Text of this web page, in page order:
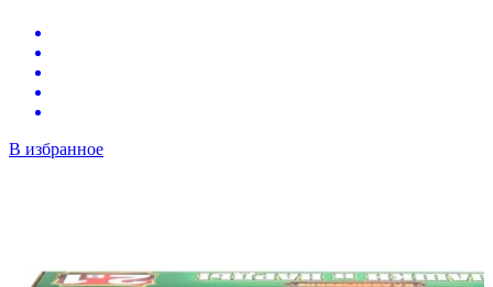
В избранное